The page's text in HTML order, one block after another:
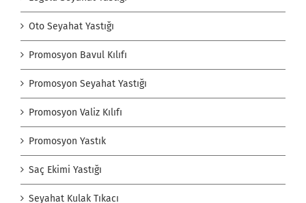
Oto Seyahat Yastığı
Promosyon Bavul Kılıfı
Promosyon Seyahat Yastığı
Promosyon Valiz Kılıfı
Promosyon Yastık
Saç Ekimi Yastığı
Seyahat Kulak Tıkacı